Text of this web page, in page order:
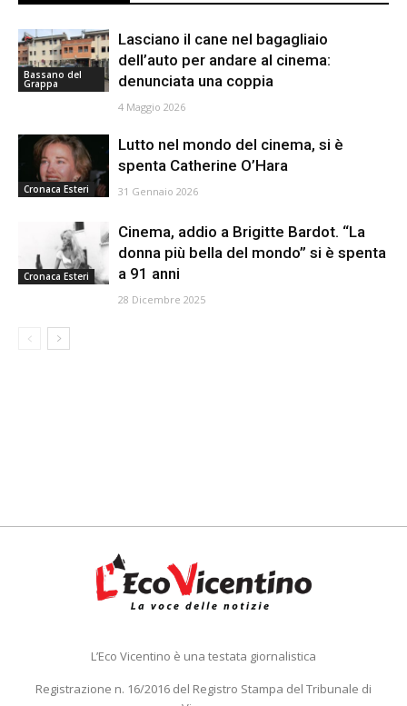
Bassano del
Grappa
Lasciano il cane nel bagagliaio
dell’auto per andare al cinema:
denunciata una coppia
4 Maggio 2026
Cronaca Esteri
Lutto nel mondo del cinema, si è
spenta Catherine O’Hara
31 Gennaio 2026
Cronaca Esteri
Cinema, addio a Brigitte Bardot. “La
donna più bella del mondo” si è spenta
a 91 anni
28 Dicembre 2025
L’Eco Vicentino è una testata giornalistica
Registrazione n. 16/2016 del Registro Stampa del Tribunale di